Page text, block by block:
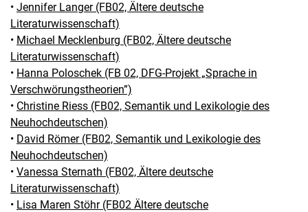
• Jennifer Langer (FB02, Ältere deutsche
Literaturwissenschaft)
• Michael Mecklenburg (FB02, Ältere deutsche
Literaturwissenschaft)
• Hanna Poloschek (FB 02, DFG-Projekt „Sprache in
Verschwörungstheorien”)
• Christine Riess (FB02, Semantik und Lexikologie des
Neuhochdeutschen)
• David Römer (FB02, Semantik und Lexikologie des
Neuhochdeutschen)
• Vanessa Sternath (FB02, Ältere deutsche
Literaturwissenschaft)
• Lisa Maren Stöhr (FB02 Ältere deutsche